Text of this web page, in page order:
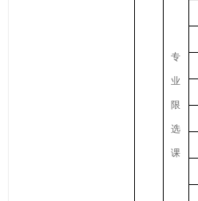
专
业
限
选
课